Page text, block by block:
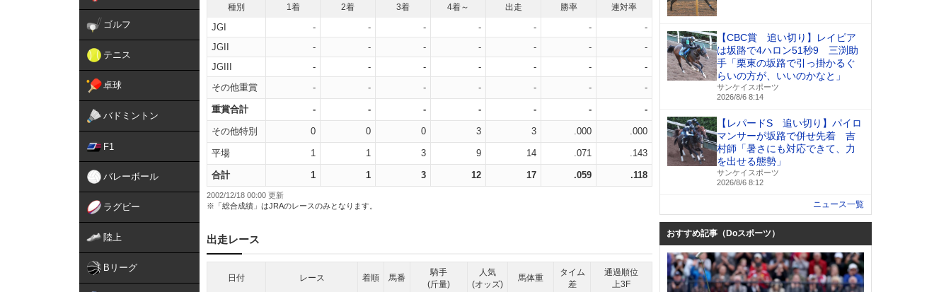
ゴルフ
テニス
卓球
バドミントン
F1
バレーボール
ラグビー
陸上
Bリーグ
種別 1着 2着 3着 4着～ 出走 勝率 連対率
JGI - - - - - -
-
JGII
- - - - - -
-
JGIII
- - - - - -
-
その他重賞
- - - - - - -
重賞合計 - - - - - - -
その他特別 0 0 0 3 3 .000 .000
平場 1 1 3 9 14 .071 .143
合計 1 1 3 12 17 .059 .118
2002/12/18 00:00 更新
※「総合成績」はJRAのレースのみとなります。
出走レース
日付 レース 着順 馬番
騎手
(斤量)
人気
(オッズ)
馬体重
タイム
差
通過順位
上3F
【CBC賞 追い切り】レイピア
は坂路で4ハロン51秒9 三渕助
手「栗東の坂路で引っ掛かるぐ
らいの方が、いいのかなと」
サンケイスポーツ
2026/8/6 8:14
【レパードS 追い切り】パイロ
マンサーが坂路で併せ先着 吉
村師「暑さにも対応できて、力
を出せる態勢」
サンケイスポーツ
2026/8/6 8:12
ニュース一覧
おすすめ記事（Doスポーツ）